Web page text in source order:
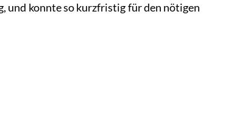
und konnte so kurzfristig für den nötigen